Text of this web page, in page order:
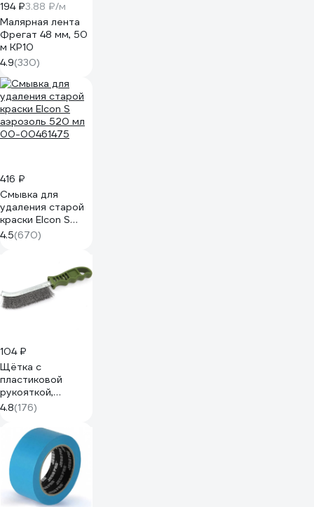
194 ₽3.88 ₽/м
Малярная лента
Фрегат 48 мм, 50
м КР10
4.9(330)
416 ₽
Смывка для
удаления старой
краски Elcon S
аэрозоль 520 мл
00-00461475
4.5(670)
104 ₽
Щётка с
пластиковой
рукояткой,
стальная щетина
Дело техники
270211
4.8(176)